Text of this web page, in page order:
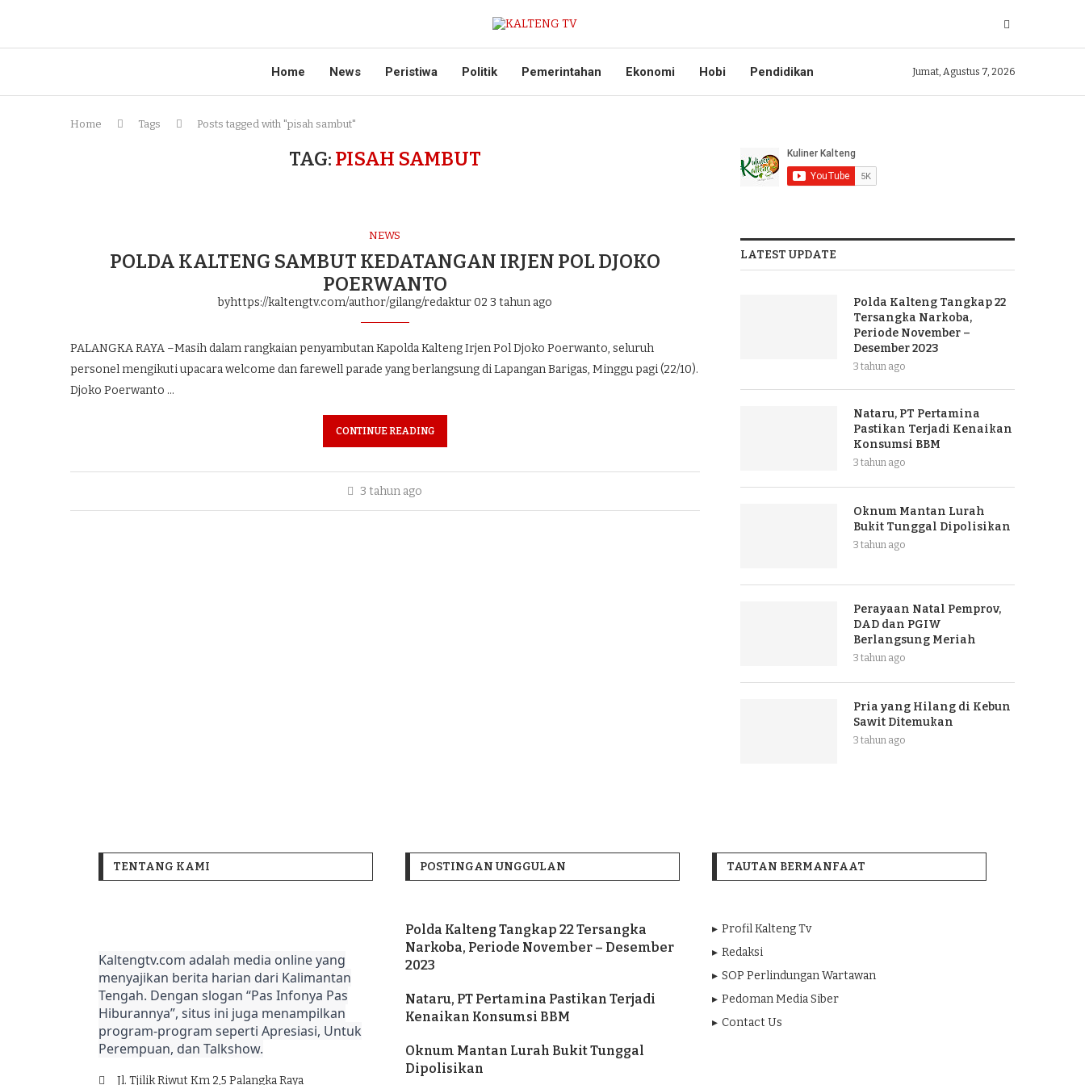
Home News Peristiwa Politik Pemerintahan Ekonomi Hobi Pendidikan Jumat, Agustus 7, 2026
Home Tags Posts tagged with "pisah sambut"
TAG: PISAH SAMBUT
NEWS
POLDA KALTENG SAMBUT KEDATANGAN IRJEN POL DJOKO
POERWANTO
byhttps://kaltengtv.com/author/gilang/redaktur 02 3 tahun ago
PALANGKA RAYA –Masih dalam rangkaian penyambutan Kapolda Kalteng Irjen Pol Djoko Poerwanto, seluruh
personel mengikuti upacara welcome dan farewell parade yang berlangsung di Lapangan Barigas, Minggu pagi (22/10).
Djoko Poerwanto …
CONTINUE READING
3 tahun ago
LATEST UPDATE
Polda Kalteng Tangkap 22
Tersangka Narkoba,
Periode November –
Desember 2023
3 tahun ago
Nataru, PT Pertamina
Pastikan Terjadi Kenaikan
Konsumsi BBM
3 tahun ago
Oknum Mantan Lurah
Bukit Tunggal Dipolisikan
3 tahun ago
Perayaan Natal Pemprov,
DAD dan PGIW
Berlangsung Meriah
3 tahun ago
Pria yang Hilang di Kebun
Sawit Ditemukan
3 tahun ago
TENTANG KAMI
Kaltengtv.com adalah media online yang
menyajikan berita harian dari Kalimantan
Tengah. Dengan slogan “Pas Infonya Pas
Hiburannya”, situs ini juga menampilkan
program-program seperti Apresiasi, Untuk
Perempuan, dan Talkshow.
Jl. Tjilik Riwut Km 2,5 Palangka Raya
POSTINGAN UNGGULAN
Polda Kalteng Tangkap 22 Tersangka
Narkoba, Periode November – Desember
2023
Nataru, PT Pertamina Pastikan Terjadi
Kenaikan Konsumsi BBM
Oknum Mantan Lurah Bukit Tunggal
Dipolisikan
TAUTAN BERMANFAAT
Profil Kalteng Tv
Redaksi
SOP Perlindungan Wartawan
Pedoman Media Siber
Contact Us